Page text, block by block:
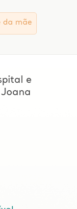
da mãe
e